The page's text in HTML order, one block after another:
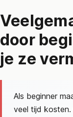
door
je ze
Als beginner
veel tijd kosten.